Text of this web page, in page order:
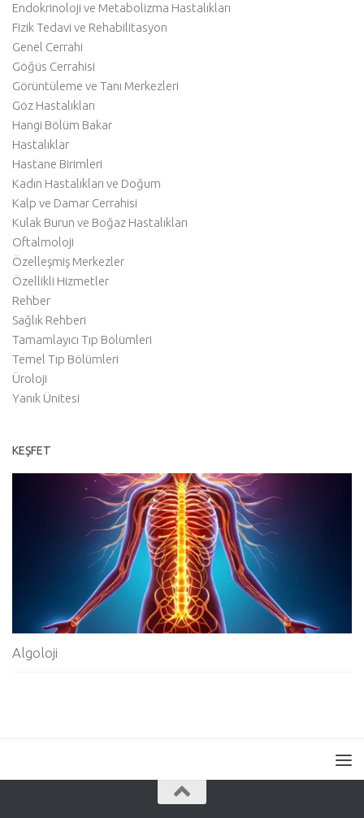
Endokrinoloji ve Metabolizma Hastalıkları
Fizik Tedavi ve Rehabilitasyon
Genel Cerrahi
Göğüs Cerrahisi
Görüntüleme ve Tanı Merkezleri
Göz Hastalıkları
Hangi Bölüm Bakar
Hastalıklar
Hastane Birimleri
Kadın Hastalıkları ve Doğum
Kalp ve Damar Cerrahisi
Kulak Burun ve Boğaz Hastalıkları
Oftalmoloji
Özelleşmiş Merkezler
Özellikli Hizmetler
Rehber
Sağlık Rehberi
Tamamlayıcı Tıp Bölümleri
Temel Tıp Bölümleri
Üroloji
Yanık Ünitesi
KEŞFET
Algoloji